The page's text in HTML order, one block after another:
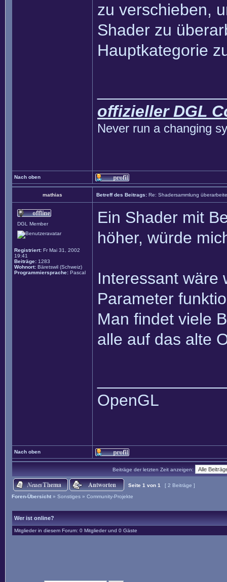
zu verschieben,
Shader zu
Hauptkategorie
offizieller DGL
Never run a changing
Nach oben
mathias Betreff des Beitrags: Re: Shadersammlung
DGL Member
Registriert: Fr Mai 31, 2002
19:41
Beiträge: 1283
Wohnort: Bäretswil (Schweiz)
Programmiersprache: Pascal
Ein Shader mit
höher, würde
Interessant wäre
Parameter
Man findet viele
alle auf das alte
OpenGL
Nach oben
Beiträge der letzten Zeit anzeigen:
Seite 1 von 1
[ 2 Beiträge ]
Foren-Übersicht » Sonstiges » Community-Projekte
Wer ist online?
Mitglieder in diesem Forum: 0 Mitglieder und 0 Gäste